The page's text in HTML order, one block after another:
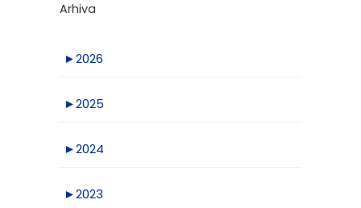
Arhiva
►2026
►2025
►2024
►2023